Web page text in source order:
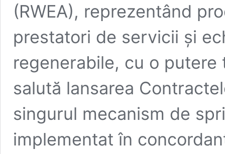
(RWEA), reprezentând
prestatori de servicii și
regenerabile, cu o putere
salută lansarea
singurul mecanism de
implementat în